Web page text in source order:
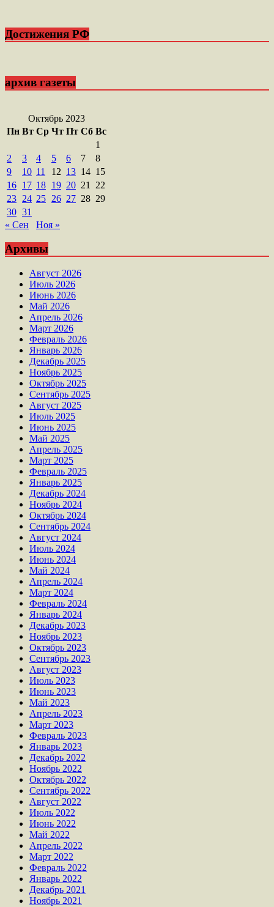
Достижения РФ
архив газеты
Октябрь 2023
Пн Вт Ср Чт Пт Сб Вс
1
2
3 4 5 6 7
8
9
10 11 12 13 14 15
16 17 18 19 20 21
22
23 24 25 26 27 28 29
30 31
« Сен
Ноя »
Архивы
Август 2026
Июль 2026
Июнь 2026
Май 2026
Апрель 2026
Март 2026
Февраль 2026
Январь 2026
Декабрь 2025
Ноябрь 2025
Октябрь 2025
Сентябрь 2025
Август 2025
Июль 2025
Июнь 2025
Май 2025
Апрель 2025
Март 2025
Февраль 2025
Январь 2025
Декабрь 2024
Ноябрь 2024
Октябрь 2024
Сентябрь 2024
Август 2024
Июль 2024
Июнь 2024
Май 2024
Апрель 2024
Март 2024
Февраль 2024
Январь 2024
Декабрь 2023
Ноябрь 2023
Октябрь 2023
Сентябрь 2023
Август 2023
Июль 2023
Июнь 2023
Май 2023
Апрель 2023
Март 2023
Февраль 2023
Январь 2023
Декабрь 2022
Ноябрь 2022
Октябрь 2022
Сентябрь 2022
Август 2022
Июль 2022
Июнь 2022
Май 2022
Апрель 2022
Март 2022
Февраль 2022
Январь 2022
Декабрь 2021
Ноябрь 2021